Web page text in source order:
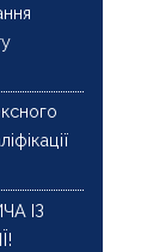
ІЗ